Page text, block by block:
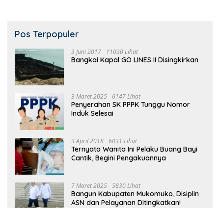
Pos Terpopuler
3 Juni 2017 11030 Lihat
Bangkai Kapal GO LINES II Disingkirkan
3 Maret 2025 6147 Lihat
Penyerahan SK PPPK Tunggu Nomor
Induk Selesai
3 April 2018 6031 Lihat
Ternyata Wanita Ini Pelaku Buang Bayi
Cantik, Begini Pengakuannya
7 Maret 2025 5830 Lihat
Bangun Kabupaten Mukomuko, Disiplin
ASN dan Pelayanan Ditingkatkan!